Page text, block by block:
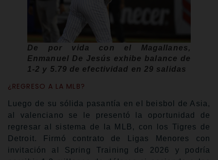
De por vida con el Magallanes,
Enmanuel De Jesús exhibe balance de
1-2 y 5.79 de efectividad en 29 salidas
¿REGRESO A LA MLB?
Luego de su sólida pasantía en el beisbol de Asia,
al valenciano se le presentó la oportunidad de
regresar al sistema de la MLB, con los Tigres de
Detroit. Firmó contrato de Ligas Menores con
invitación al Spring Training de 2026 y podría